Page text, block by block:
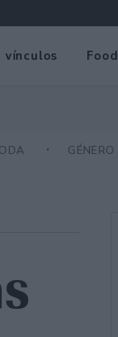
vínculos Food
GÉNERO